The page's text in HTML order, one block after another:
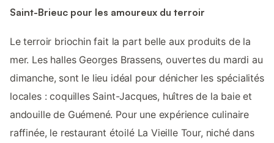
Saint-Brieuc pour les amoureux du terroir
Le terroir briochin fait la part belle aux produits de la
mer. Les halles Georges Brassens, ouvertes du mardi au
dimanche, sont le lieu idéal pour dénicher les spécialités
locales : coquilles Saint-Jacques, huîtres de la baie et
andouille de Guémené. Pour une expérience culinaire
raffinée, le restaurant étoilé La Vieille Tour, niché dans